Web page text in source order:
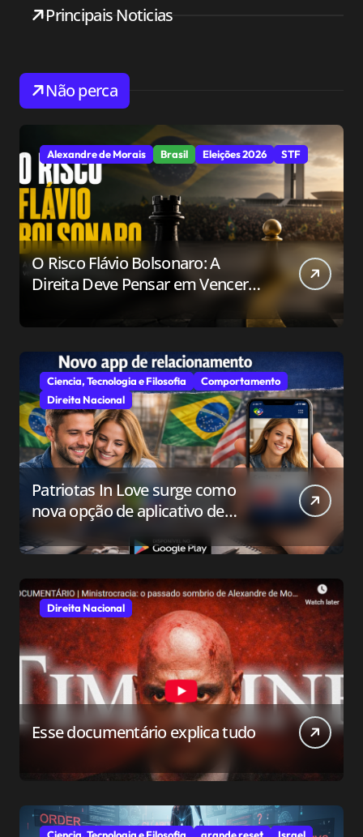
Principais Noticias
Não perca
Alexandre de Morais Brasil Eleições 2026 STF
O Risco Flávio Bolsonaro: A
Direita Deve Pensar em Vencer
Ciencia, Tecnologia e Filosofia
Comportamento
Direita Nacional
Patriotas In Love surge como
nova opção de aplicativo de
relacionamento para o público
conservador
Direita Nacional
Esse documentário explica tudo
Ciencia, Tecnologia e Filosofia grande reset Israel